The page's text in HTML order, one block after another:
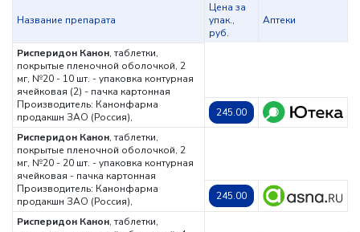
Название препарата
Цена за
упак.,
руб.
Аптеки
Рисперидон Канон, таблетки,
покрытые пленочной оболочкой, 2
мг, №20 - 10 шт. - упаковка контурная
ячейковая (2) - пачка картонная
Производитель: Канонфарма
продакшн ЗАО (Россия),
245.00
Рисперидон Канон, таблетки,
покрытые пленочной оболочкой, 2
мг, №20 - 20 шт. - упаковка контурная
ячейковая - пачка картонная
Производитель: Канонфарма
продакшн ЗАО (Россия),
245.00
Рисперидон Канон, таблетки,